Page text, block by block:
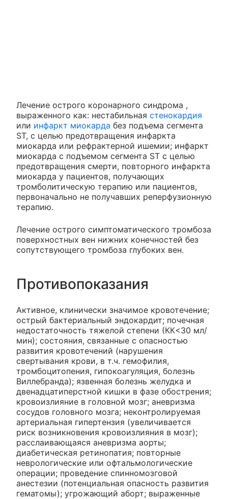
Лечение острого коронарного синдрома ,
выраженного как: нестабильная стенокардия
или инфаркт миокарда без подъема сегмента
ST, с целью предотвращения инфаркта
миокарда или рефрактерной ишемии; инфаркт
миокарда с подъемом сегмента ST с целью
предотвращения смерти, повторного инфаркта
миокарда у пациентов, получающих
тромболитическую терапию или пациентов,
первоначально не получавших реперфузионную
терапию.
Лечение острого симптоматического тромбоза
поверхностных вен нижних конечностей без
сопутствующего тромбоза глубоких вен.
Противопоказания
Активное, клинически значимое кровотечение;
острый бактериальный эндокардит; почечная
недостаточность тяжелой степени (КК<30 мл/
мин); состояния, связанные с опасностью
развития кровотечений (нарушения
свертывания крови, в т.ч. гемофилия,
тромбоцитопения, гипокоагуляция, болезнь
Виллебранда); язвенная болезнь желудка и
двенадцатиперстной кишки в фазе обострения;
кровоизлияние в головной мозг; аневризма
сосудов головного мозга; неконтролируемая
артериальная гипертензия (увеличивается
риск возникновения кровоизлияния в мозг);
расслаивающаяся аневризма аорты;
диабетическая ретинопатия; повторные
неврологические или офтальмологические
операции; проведение спинномозговой
анестезии (потенциальная опасность развития
гематомы); угрожающий аборт; выраженные